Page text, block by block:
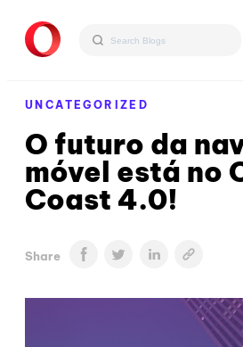
UNCATEGORIZED
O futuro da
móvel está no
Coast 4.0!
Share